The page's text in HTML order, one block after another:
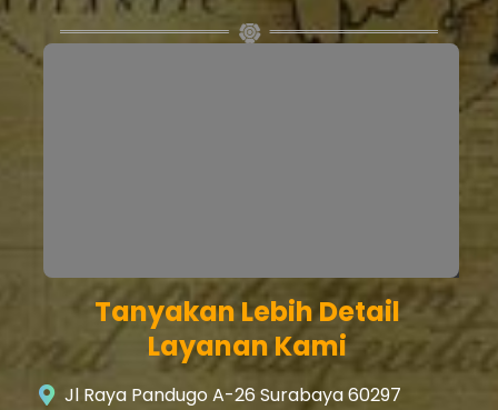
Tanyakan Lebih Detail
Layanan Kami
Jl Raya Pandugo A-26 Surabaya 60297